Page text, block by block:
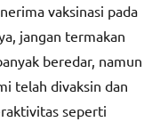
vaksinasi pada
jangan termakan
beredar, namun
telah divaksin dan
seperti